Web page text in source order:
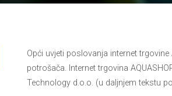
Opći uvjeti poslovanja internet
potrošača. Internet trgovina
Technology d.o.o. (u daljnjem tekstu